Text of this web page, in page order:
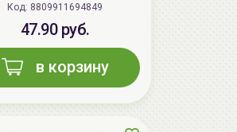
Код: 8809911694849
47.90 руб.
в корзину